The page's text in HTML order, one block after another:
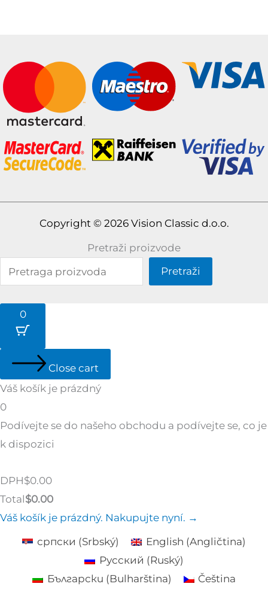
Copyright © 2026 Vision Classic d.o.o.
Pretraži proizvode
Pretraži
0
Close cart
Váš košík je prázdný
0
Podívejte se do našeho obchodu a podívejte se, co je
k dispozici
Tax
Amount:
DPH$0.00
Cart
Total:
Total$0.00
Váš košík je prázdný. Nakupujte nyní. →
српски (Srbský) English (Angličtina)
Русский (Ruský)
Български (Bulharština) Čeština